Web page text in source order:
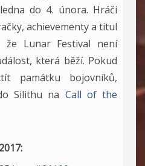
do 4. února. Hráči
achievementy a titul
že Lunar Festival není
která běží. Pokud
památku bojovníků,
Silithu na Call of the